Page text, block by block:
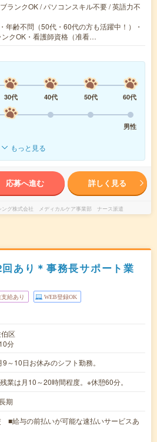
ランクOK / パソコンスキル不要 / 英語力不
齢不問（50代・60代の方も活躍中！）・
ンクOK・看護師資格（准看…
30代 40代 50代
60代
男性
もっと見る
応募へ進む 詳しく見る
ング株式会社 メディカルケア事業部 ナース派遣
あり＊事務長サポート業
給あり WEB登録OK
区
分
10日お休みのシフト勤務。
は月10～20時間程度。※休憩60分。
期
■給与の前払いが可能な速払いサービスあ